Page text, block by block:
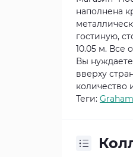
наполнена
гостиную,
10.05 м. Все
Вы
вверху
количество
Теги: